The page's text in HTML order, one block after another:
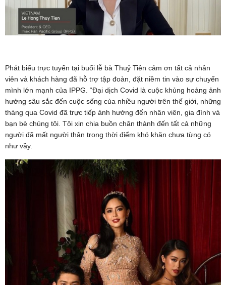
Phát biểu trực tuyến tại buổi lễ bà Thuỷ Tiên cảm ơn tất cả nhân
viên và khách hàng đã hỗ trợ tập đoàn, đặt niềm tin vào sự chuyển
mình lớn mạnh của IPPG. “Đại dịch Covid là cuộc khủng hoảng ảnh
hưởng sâu sắc đến cuộc sống của nhiều người trên thế giới, những
tháng qua Covid đã trực tiếp ảnh hưởng đến nhân viên, gia đình và
bạn bè chúng tôi. Tôi xin chia buồn chân thành đến tất cả những
người đã mất người thân trong thời điểm khó khăn chưa từng có
như vầy.